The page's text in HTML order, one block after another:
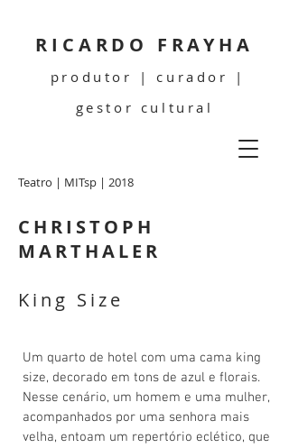
RICARDO FRAYHA
produtor | curador |
gestor cultural
Teatro | MITsp | 2018
CHRISTOPH
MARTHALER
King Size
Um quarto de hotel com uma cama king
size, decorado em tons de azul e florais.
Nesse cenário, um homem e uma mulher,
acompanhados por uma senhora mais
velha, entoam um repertório eclético, que